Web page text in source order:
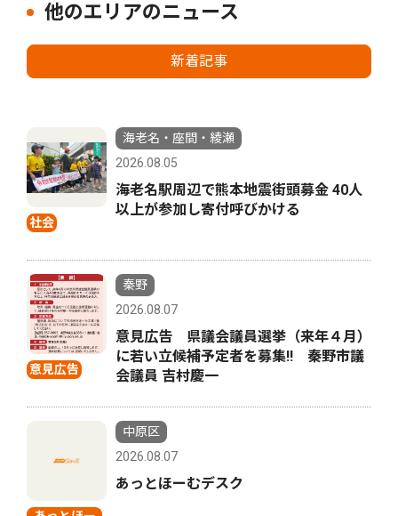
他のエリアのニュース
新着記事
社会
海老名・座間・綾瀬
2026.08.05
海老名駅周辺で熊本地震街頭募金 40人
以上が参加し寄付呼びかける
意見広告
秦野
2026.08.07
意見広告 県議会議員選挙（来年４月）
に若い立候補予定者を募集‼ 秦野市議
会議員 吉村慶一
中原区
2026.08.07
あっとほーむデスク